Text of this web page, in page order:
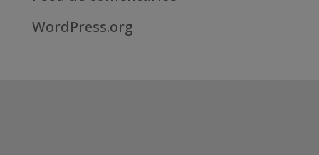
WordPress.org